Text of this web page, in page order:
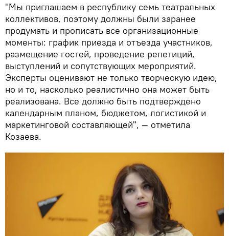
"Мы приглашаем в республику семь театральных
коллективов, поэтому должны были заранее
продумать и прописать все организационные
моменты: график приезда и отъезда участников,
размещение гостей, проведение репетиций,
выступлений и сопутствующих мероприятий.
Эксперты оценивают не только творческую идею,
но и то, насколько реалистично она может быть
реализована. Все должно быть подтверждено
календарным планом, бюджетом, логистикой и
маркетинговой составляющей", — отметила
Козаева.